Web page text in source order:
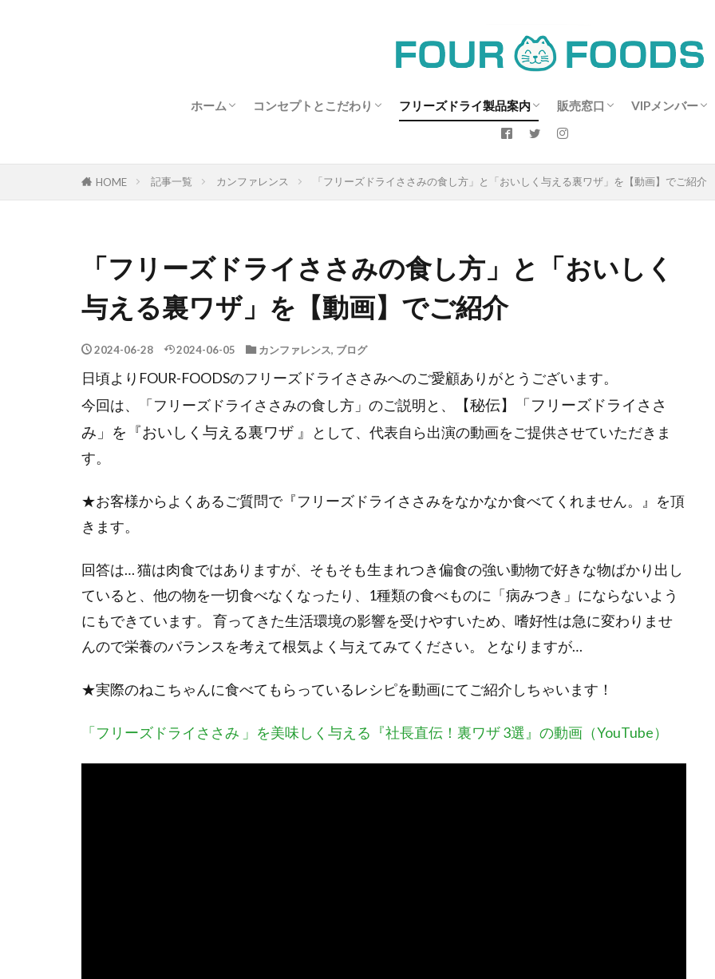
ホーム コンセプトとこだわり
猫の食事とビタミンについて～南部和也
フリーズドライ製品案内
商品情報：フリーズドライの鶏レバー
商品情報：フリーズドライのむね肉
商品情報：フリーズドライのササミ
商品情報：ブランド鶏：富士山御殿ど
り：フリーズドライのプレミアムささみ
フリーズドライささみの食し方
販売窓口
販売ショップ情報
営業日のご案内
お買い得情報
VIPメンバー
HOME 記事一覧 カンファレンス 「フリーズドライささみの食し方」と「おいしく与える裏ワザ」を【動画】でご紹介
「フリーズドライささみの食し方」と「おいしく
与える裏ワザ」を【動画】でご紹介
2024-06-28 2024-06-05 カンファレンス, ブログ
日頃よりFOUR-FOODSのフリーズドライささみへのご愛顧ありがとうございます。
今回は、「フリーズドライささみの食し方」のご説明と、
【秘伝】「フリーズドライささ
み」を『おいしく与える裏ワザ 』
として、代表自ら出演の動画をご提供させていただきま
す。
★お客様からよくあるご質問で『フリーズドライささみをなかなか食べてくれません。』を頂
きます。
回答は… 猫は肉食ではありますが、そもそも生まれつき偏食の強い動物で好きな物ばかり出し
ていると、他の物を一切食べなくなったり、1種類の食べものに「病みつき」にならないよう
にもできています。 育ってきた生活環境の影響を受けやすいため、嗜好性は急に変わりませ
んので栄養のバランスを考えて根気よく与えてみてください。 となりますが…
★実際のねこちゃんに食べてもらっているレシピを動画にてご紹介しちゃいます！
「フリーズドライささみ 」を美味しく与える『社長直伝！裏ワザ 3選』の動画（YouTube）